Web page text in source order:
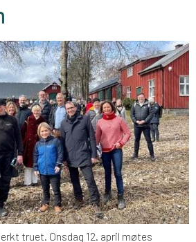
truet. Onsdag 12. april møtes